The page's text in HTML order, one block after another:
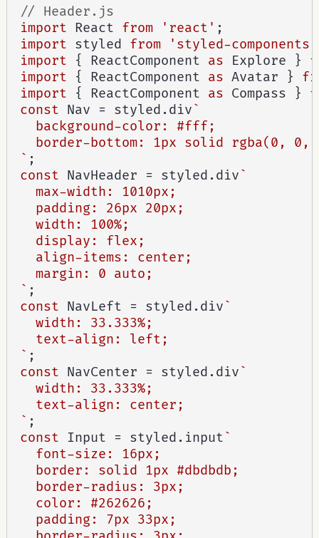
// Header.js
import React from 'react' ;
import styled from 'styled-components'
import
{ ReactComponent as Explore }
import
{ ReactComponent as Avatar }
import
{ ReactComponent as Compass }
const Nav = styled . div`
  background-color: #fff;
border-bottom: 1px solid rgba(0, 0,
` ;
const NavHeader = styled . div`
  max-width: 1010px;
  padding: 26px 20px;
  width: 100%;
  display: flex;
  align-items: center;
  margin: 0 auto;
` ;
const NavLeft = styled . div`
  width: 33.333%;
  text-align: left;
` ;
const NavCenter = styled . div`
  width: 33.333%;
  text-align: center;
` ;
const Input = styled . input`
  font-size: 16px;
  border: solid 1px #dbdbdb;
  border-radius: 3px;
  color: #262626;
  padding: 7px 33px;